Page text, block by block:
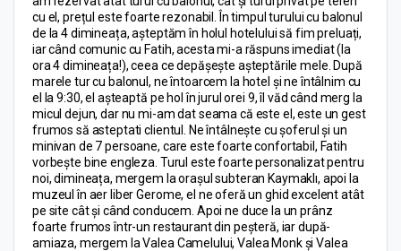
cu el, prețul este foarte rezonabil. În timpul turului cu balonul
de la 4 dimineața, așteptăm în holul hotelului să fim preluați,
iar când comunic cu Fatih, acesta mi-a răspuns imediat (la
ora 4 dimineața!), ceea ce depășește așteptările mele. După
marele tur cu balonul, ne întoarcem la hotel și ne întâlnim cu
el la 9:30, el așteaptă pe hol în jurul orei 9, îl văd când merg la
micul dejun, dar nu mi-am dat seama că este el, este un gest
frumos să asteptati clientul. Ne întâlnește cu șoferul și un
minivan de 7 persoane, care este foarte confortabil, Fatih
vorbește bine engleza. Turul este foarte personalizat pentru
noi, dimineața, mergem la orașul subteran Kaymaklı, apoi la
muzeul în aer liber Gerome, el ne oferă un ghid excelent atât
pe site cât și când conducem. Apoi ne duce la un prânz
foarte frumos într-un restaurant din peșteră, iar după-
amiaza, mergem la Valea Camelului, Valea Monk și Valea